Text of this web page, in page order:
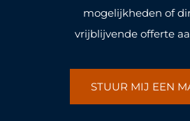
mogelijkheden of
vrijblijvende offerte
STUUR MIJ EEN